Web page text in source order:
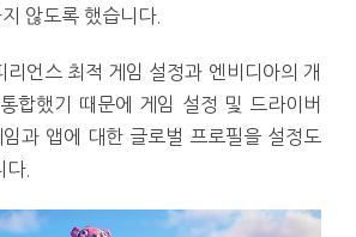
않도록 했습니다.
리언스 최적 게임 설정과 엔비디아의 개
합했기 때문에 게임 설정 및 드라이버
과 앱에 대한 글로벌 프로필을 설정도
다.